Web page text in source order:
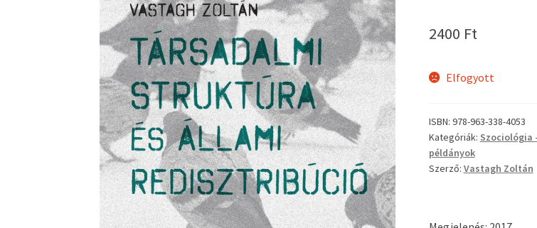
2400 Ft
Elfogyott
ISBN: 978-963-338-4053
Kategóriák: Szociológia
példányok
Szerző: Vastagh Zoltán